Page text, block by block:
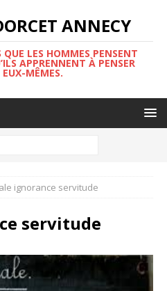
ANNECY
LES HOMMES PENSENT
APPRENNENT À PENSER
EUX-MÊMES.
ignorance servitude
servitude